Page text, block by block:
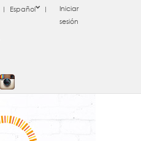
Iniciar
sesión
Español